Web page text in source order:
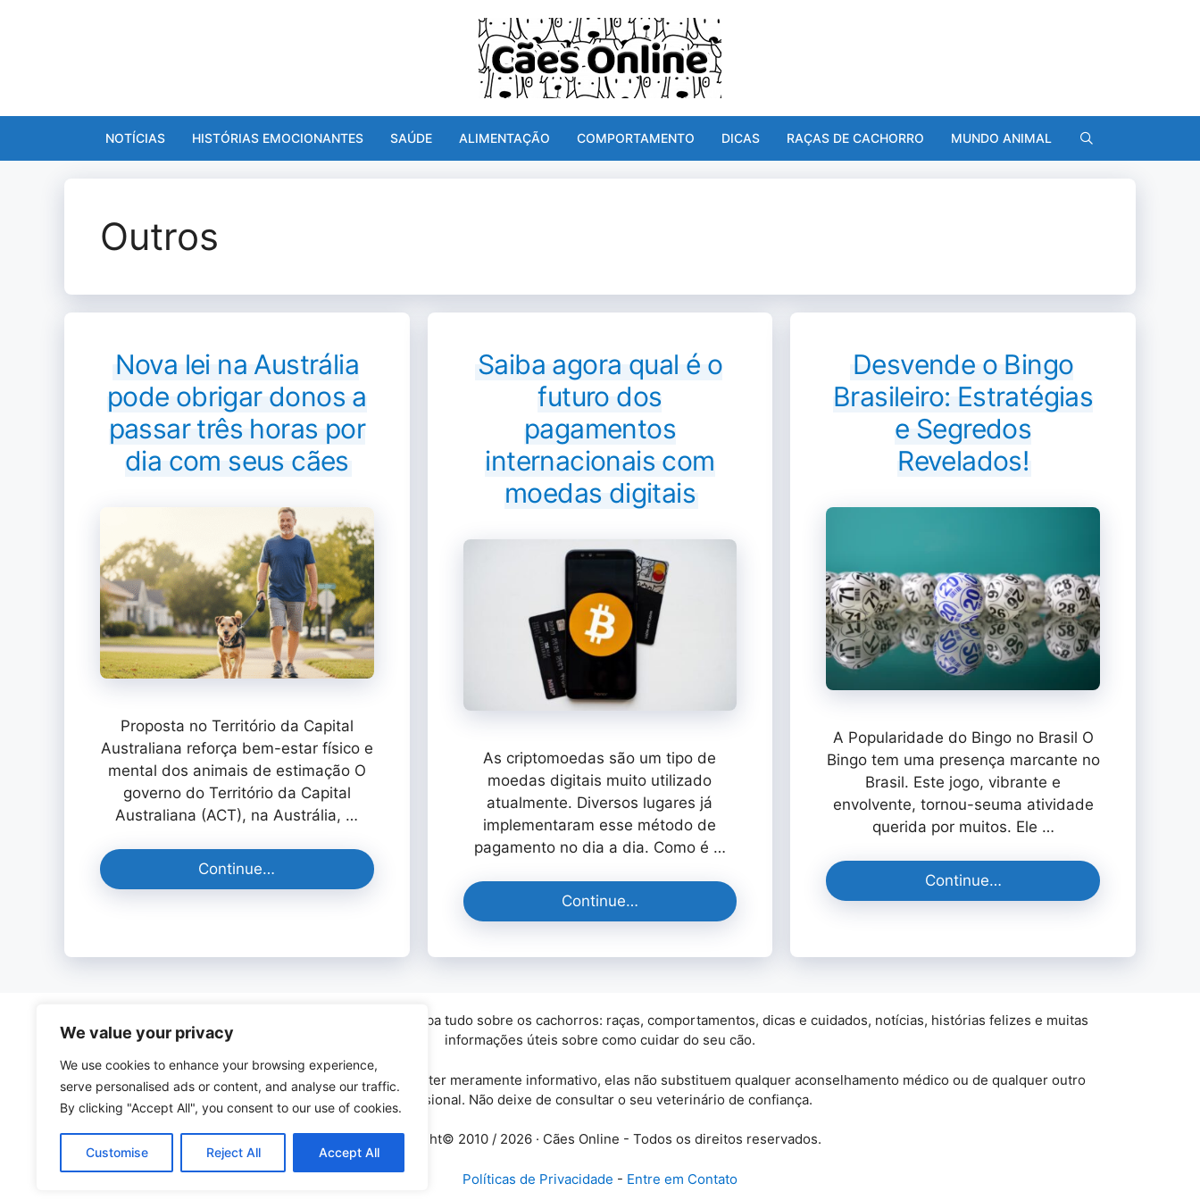
We value your privacy
We use cookies to enhance your browsing experience,
serve personalised ads or content, and analyse our traffic.
By clicking "Accept All", you consent to our use of cookies.
Customise Reject All Accept All
NOTÍCIAS HISTÓRIAS EMOCIONANTES SAÚDE ALIMENTAÇÃO COMPORTAMENTO DICAS RAÇAS DE CACHORRO MUNDO ANIMAL
Outros
Nova lei na Austrália
pode obrigar donos a
passar três horas por
dia com seus cães
Proposta no Território da Capital
Australiana reforça bem-estar físico e
mental dos animais de estimação O
governo do Território da Capital
Australiana (ACT), na Austrália, …
Continue…
Saiba agora qual é o
futuro dos
pagamentos
internacionais com
moedas digitais
As criptomoedas são um tipo de
moedas digitais muito utilizado
atualmente. Diversos lugares já
implementaram esse método de
pagamento no dia a dia. Como é …
Continue…
Desvende o Bingo
Brasileiro: Estratégias
e Segredos
Revelados!
A Popularidade do Bingo no Brasil O
Bingo tem uma presença marcante no
Brasil. Este jogo, vibrante e
envolvente, tornou-seuma atividade
querida por muitos. Ele …
Continue…
O Cães Online é para quem ama os cachorros. Saiba tudo sobre os cachorros: raças, comportamentos, dicas e cuidados, notícias, histórias felizes e muitas
informações úteis sobre como cuidar do seu cão.
As Informações contidas neste site possuem caráter meramente informativo, elas não substituem qualquer aconselhamento médico ou de qualquer outro
profissional. Não deixe de consultar o seu veterinário de confiança.
Copyright© 2010 / 2026 · Cães Online - Todos os direitos reservados.
Políticas de Privacidade - Entre em Contato